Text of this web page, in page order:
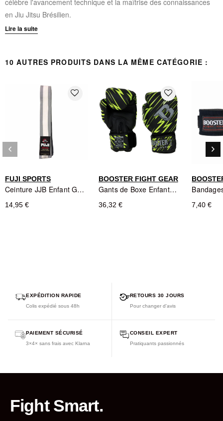
célèbre l'avancement technique et la maîtrise des connaissances
en Jiu Jitsu Brésilien.
Ceinture approuvée IBJJF pour les compétitions officielles
d'entraînement
Couleur verte avec bande noire pour le grade enfant
Matériaux résistants à l'usure et aux lavages répétés
Taille adaptée spécifiquement aux jeunes pratiquants
Lire la suite
10 AUTRES PRODUITS DANS LA MÊME CATÉGORIE :
favorite_border
FUJI SPORTS
Ceinture JJB Enfant Grise/Blanche - Fuji Sports
14,95 €
favorite_border
BOOSTER FIGHT GEAR
Gants de Boxe Enfant BOOSTER FIGHT GEAR Noir/Jaune - Combat Series
36,32 € 7,40 €
Précédent
keyboard_arrow_left keyboard_arrow_right
EXPÉDITION RAPIDE
Colis expédié sous 48h
RETOURS 30 JOURS
Pour changer d'avis
PAIEMENT SÉCURISÉ
3×4× sans frais avec Klarna
CONSEIL EXPERT
Pratiquants passionnés
Fight Smart.